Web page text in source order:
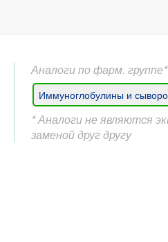
Аналоги по фарм. группе*
Иммуноглобулины и
* Аналоги не являются
заменой друг другу